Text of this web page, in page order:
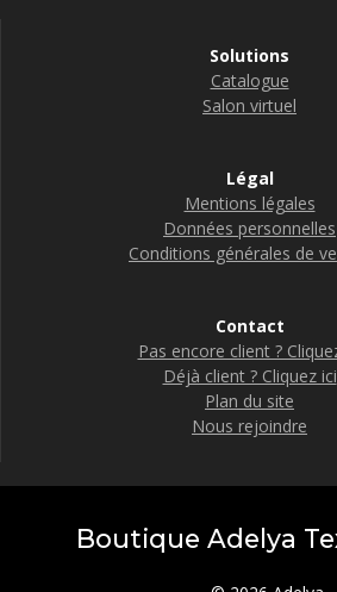
Solutions
Catalogue
Salon virtuel
Légal
Mentions légales
Données personnelles
Conditions générales de
Contact
Pas encore client ?
Déjà client ? Cliquez ici
Plan du site
Nous rejoindre
Boutique Adelya